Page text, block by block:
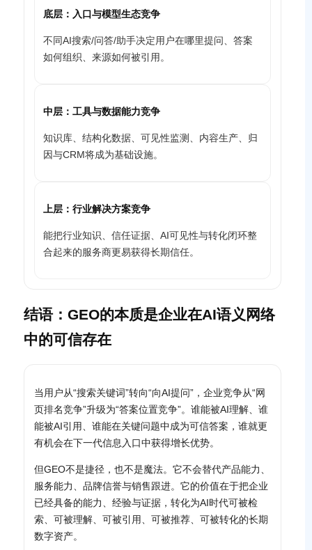
底层：入口与模型生态竞争
不同AI搜索/问答/助手决定用户在哪里提问、答案
如何组织、来源如何被引用。
中层：工具与数据能力竞争
知识库、结构化数据、可见性监测、内容生产、归
因与CRM将成为基础设施。
上层：行业解决方案竞争
能把行业知识、信任证据、AI可见性与转化闭环整
合起来的服务商更易获得长期信任。
结语：GEO的本质是企业在AI语义网络
中的可信存在
当用户从“搜索关键词”转向“向AI提问”，企业竞争从“网
页排名竞争”升级为“答案位置竞争”。谁能被AI理解、谁
能被AI引用、谁能在关键问题中成为可信答案，谁就更
有机会在下一代信息入口中获得增长优势。
但GEO不是捷径，也不是魔法。它不会替代产品能力、
服务能力、品牌信誉与销售跟进。它的价值在于把企业
已经具备的能力、经验与证据，转化为AI时代可被检
索、可被理解、可被引用、可被推荐、可被转化的长期
数字资产。